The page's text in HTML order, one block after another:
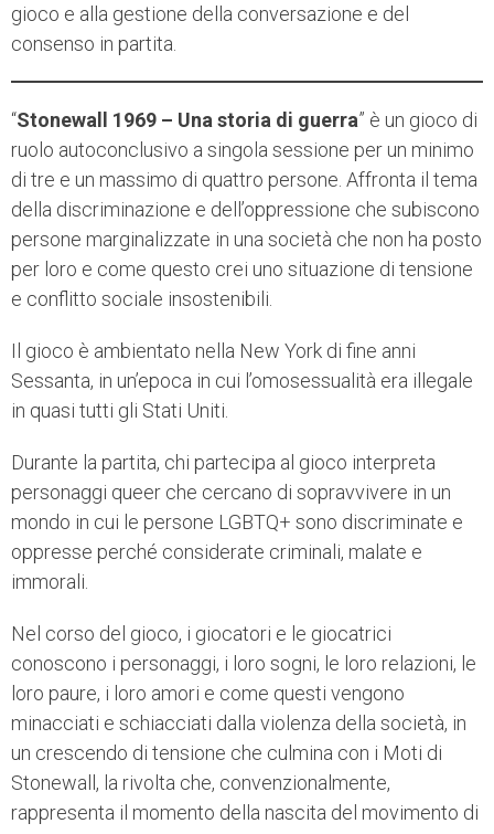
gioco e alla gestione della conversazione e del
consenso in partita.
“Stonewall 1969 – Una storia di guerra” è un gioco di
ruolo autoconclusivo a singola sessione per un minimo
di tre e un massimo di quattro persone. Affronta il tema
della discriminazione e dell’oppressione che subiscono
persone marginalizzate in una società che non ha posto
per loro e come questo crei uno situazione di tensione
e conflitto sociale insostenibili.
Il gioco è ambientato nella New York di fine anni
Sessanta, in un’epoca in cui l’omosessualità era illegale
in quasi tutti gli Stati Uniti.
Durante la partita, chi partecipa al gioco interpreta
personaggi queer che cercano di sopravvivere in un
mondo in cui le persone LGBTQ+ sono discriminate e
oppresse perché considerate criminali, malate e
immorali.
Nel corso del gioco, i giocatori e le giocatrici
conoscono i personaggi, i loro sogni, le loro relazioni, le
loro paure, i loro amori e come questi vengono
minacciati e schiacciati dalla violenza della società, in
un crescendo di tensione che culmina con i Moti di
Stonewall, la rivolta che, convenzionalmente,
rappresenta il momento della nascita del movimento di